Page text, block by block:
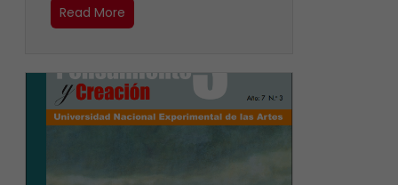
Read More